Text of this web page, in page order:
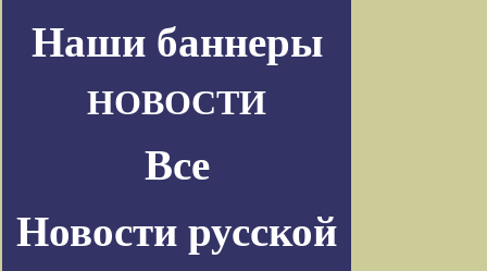
Наши баннеры
НОВОСТИ
Все
Новости русской